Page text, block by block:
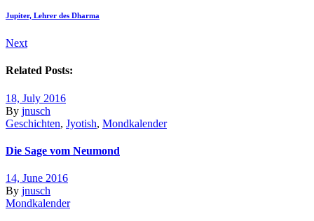
Jupiter, Lehrer des Dharma
Next
Related Posts:
18, July 2016
By jnusch
Geschichten, Jyotish, Mondkalender
Die Sage vom Neumond
14, June 2016
By jnusch
Mondkalender